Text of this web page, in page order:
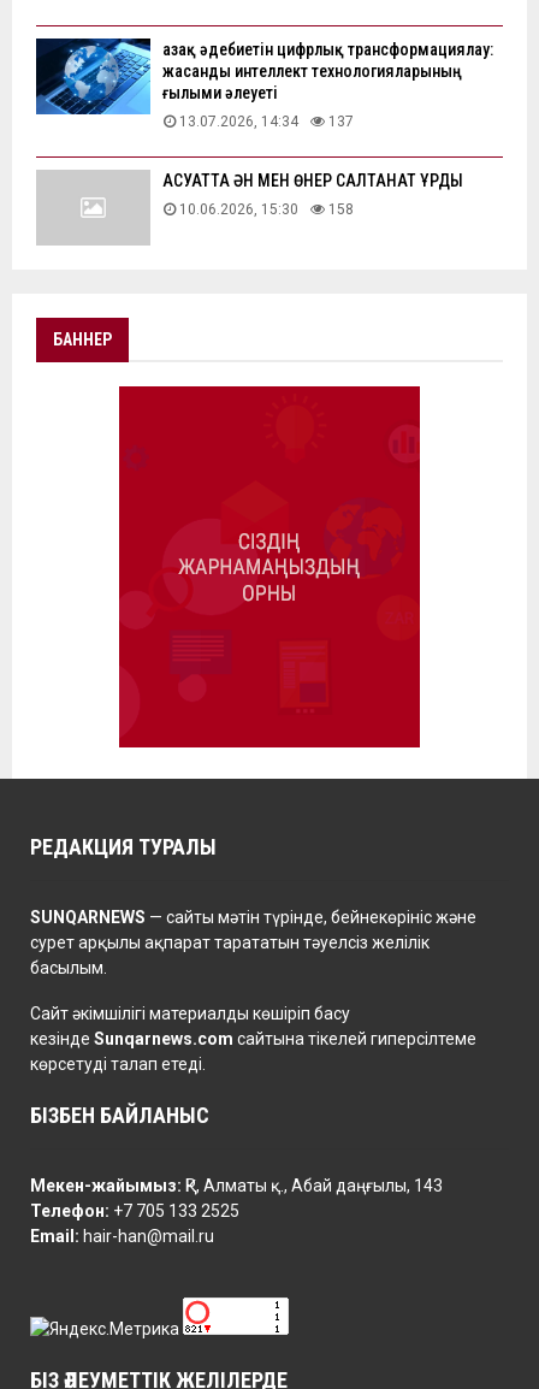
Қазақ әдебиетін цифрлық трансформациялау:
жасанды интеллект технологияларының
ғылыми әлеуеті
13.07.2026, 14:34 137
АҚСУАТТА ӘН МЕН ӨНЕР САЛТАНАТ ҚҰРДЫ
10.06.2026, 15:30 158
БАННЕР
РЕДАКЦИЯ ТУРАЛЫ
SUNQARNEWS — сайты мәтін түрінде, бейнекөрініс және
сурет арқылы ақпарат тарататын тәуелсіз желілік
басылым.
Сайт әкімшілігі материалды көшіріп басу
кезінде Sunqarnews.com сайтына тікелей гиперсілтеме
көрсетуді талап етеді.
БІЗБЕН БАЙЛАНЫС
Мекен-жайымыз: ҚР, Алматы қ., Абай даңғылы, 143
Телефон: +7 705 133 2525
Email: hair-han@mail.ru
БІЗ ӘЛЕУМЕТТІК ЖЕЛІЛЕРДЕ